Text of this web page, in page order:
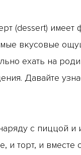
(dessert)
вкусовые
ехать на
Давайте
с пиццой и
и торт, и